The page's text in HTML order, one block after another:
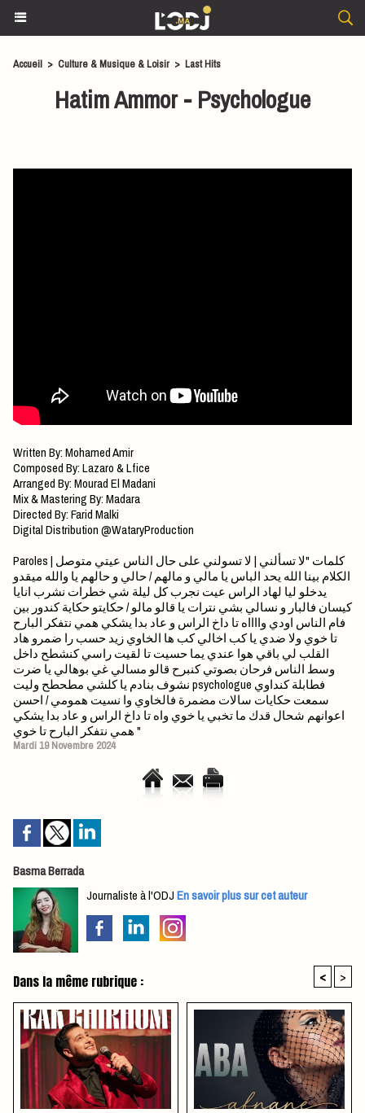
Accueil > Culture & Musique & Loisir > Last Hits
Hatim Ammor - Psychologue
Written By: Mohamed Amir
Composed By: Lazaro & Lfice
Arranged By: Mourad El Madani
Mix & Mastering By: Madara
Directed By: Farid Malki
Paroles | كلمات "لا تسألني | لا تسولني على حال الناس عيتي متوصل
الكلام بينا الله يحد الباس يا مالي و مالهم / حالي و حالهم يا والله ميقدو
يدخلو ليا لهاد الراس عيت نجرب كل ليلة شي خطرات نشرب انايا
كيسان فالبار و نسالي بشي نترات يا قالو مالو / حكايتو حكاية كندور بين
فام الناس اودي وااااه تا داخ الراس و عاد بدا يشكي همي نتفكر البارح
تا خوي ولا ضدي يا كب اخالي كب ها الخاوي زيد حسب را ضمرو هاد
القلب لي باقي هوا عندي يما حسيت تا لقيت راسي كنشطح داخل
وسط الناس فرحان بصوتي كنبرح قالو مسالي غي بوهالي يا ضرت
نشوف بنادم يا كلشي مطحطح وليت psychologue فطابلة كنداوي
سمعت حكايات سالات مضمرة فالخاوي وا نسيت همومي / احسن
اعوانهم شحال قدك ما تخبي يا خوي واه تا داخ الراس و عاد بدا يشكي
همي نتفكر البارح تا خوي "
Mardi 19 Novembre 2024
Basma Berrada
Journaliste à l'ODJEn savoir plus sur cet auteur
Dans la même rubrique : < >